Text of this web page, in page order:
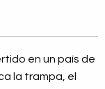
en un país de
la trampa, el